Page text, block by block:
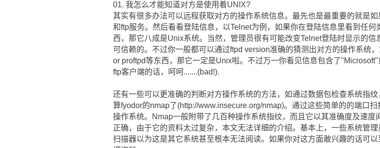
01. 我怎么才能知道对方是使用着UNIX?
其实有很多办法可以远程获取对方的操作系统信息。最先也是最重要的就是
和ftp服务。然后看看登陆信息，以Telnet为例，如果你在登陆信息里看到任
西，那它八成是Unix系统。当然，管理员很有可能改变Telnet登陆时显示的
可信赖的。不过你一般都可以通过ftpd version准确的猜测出对方的操作系统
or proftpd等东西，那它一定是Unix啦。不过万一你看见信息包含了
ftp客户端的话，呵呵.......(bad!).
还有一些可以更准确的判断对方操作系统的方法，如通过数据包检查系统指
算fyodor的nmap了(http://www.insecure.org/nmap)。通过这些简单的的端口
操作系统。Nmap一般附带了几百种操作系统指纹，而且它以其准确度及速
正确，由于它的资料太过复杂，本文无法详细的介绍。基本上，一些系统管
扫描器以为这是其它系统甚至根本无法阅读。如果你对这方面敢兴趣的话可